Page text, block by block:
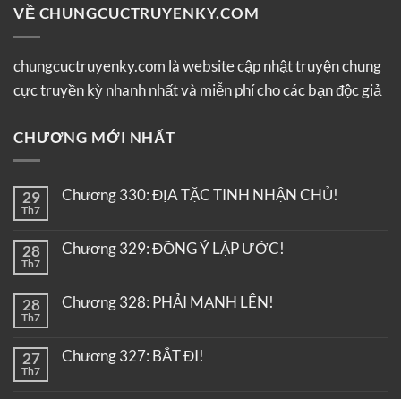
VỀ CHUNGCUCTRUYENKY.COM
chungcuctruyenky.com là website cập nhật truyện chung
cực truyền kỳ nhanh nhất và miễn phí cho các bạn độc giả
CHƯƠNG MỚI NHẤT
29
Th7
Chương 330: ĐỊA TẶC TINH NHẬN CHỦ!
28
Th7
Chương 329: ĐỒNG Ý LẬP ƯỚC!
28
Th7
Chương 328: PHẢI MẠNH LÊN!
27
Th7
Chương 327: BẮT ĐI!